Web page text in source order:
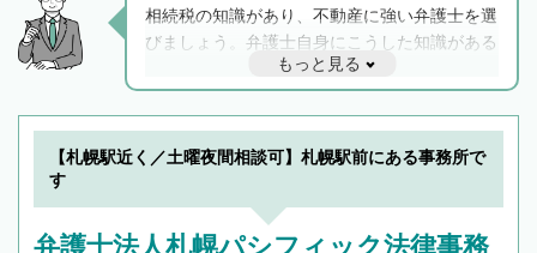
相続税の知識があり、不動産に強い弁護士を選
びましょう。弁護士自身にこうした知識がある
と他士業との連携もスムーズに進み、トラブル
解決のみならず相続をトータルで任せることが
できます。また、相続は感情がからむ分野なの
でフィーリングも重要です。実際に電話や面談
もっと見る
【札幌駅近く／土曜夜間相談可】札幌駅前にある事務所で
す
弁護士法人札幌パシフィック法律事務